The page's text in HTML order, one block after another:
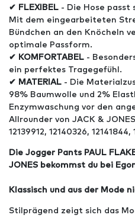
✔ FLEXIBEL - Die Hose passt
Mit dem eingearbeiteten
Bündchen an den Knöcheln
optimale Passform.
✔ KOMFORTABEL -
ein perfektes Tragegefühl.
✔ MATERIAL - Die
98% Baumwolle und 2%
Enzymwaschung vor den
Allrounder von JACK &
12139912, 12140326, 12141844,
Die Jogger Pants PAUL
JONES bekommst du bei
Klassisch und aus der Mode
Stilprägend zeigt sich das